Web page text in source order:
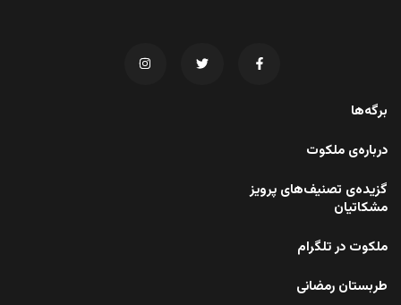
برگه‌ها
درباره‌ی ملکوت
گزیده‌ی تصنیف‌های پرویز
مشکاتیان
ملکوت در تلگرام
طربستان رمضانی